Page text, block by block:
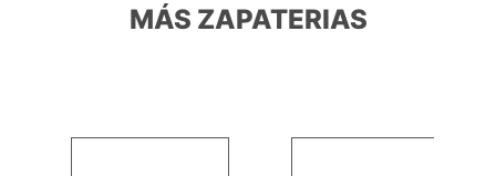
MÁS ZAPATERIAS